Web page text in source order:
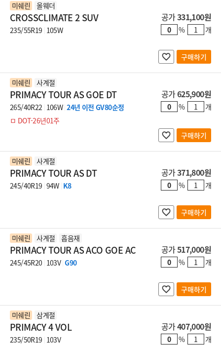
미쉐린 올웨더
CROSSCLIMATE 2 SUV
235/55R19 105W
공가331,100원
% 개
구매하기
미쉐린 사계절
PRIMACY TOUR AS GOE DT
265/40R22 106W 24년 이전 GV80순정
ㅁ DOT-26년01주
공가625,900원
% 개
구매하기
미쉐린 사계절
PRIMACY TOUR AS DT
245/40R19 94W K8
공가371,800원
% 개
구매하기
미쉐린 사계절 흡음재
PRIMACY TOUR AS ACO GOE AC
245/45R20 103V G90
공가517,000원
% 개
구매하기
미쉐린 삼계절
PRIMACY 4 VOL
235/50R19 103V
공가407,000원
% 개